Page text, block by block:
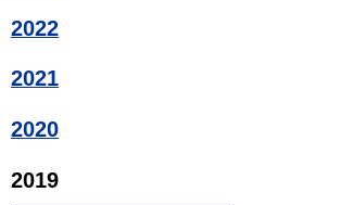
2022
2021
2020
2019